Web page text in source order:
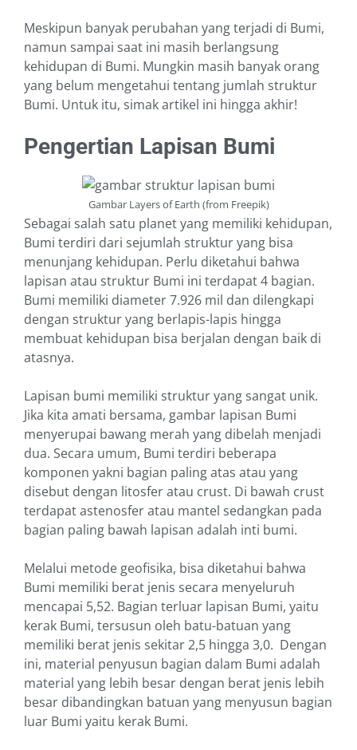
Meskipun banyak perubahan yang terjadi di Bumi,
namun sampai saat ini masih berlangsung
kehidupan di Bumi. Mungkin masih banyak orang
yang belum mengetahui tentang jumlah struktur
Bumi. Untuk itu, simak artikel ini hingga akhir!
Pengertian Lapisan Bumi
Gambar Layers of Earth (from Freepik)
Sebagai salah satu planet yang memiliki kehidupan,
Bumi terdiri dari sejumlah struktur yang bisa
menunjang kehidupan. Perlu diketahui bahwa
lapisan atau struktur Bumi ini terdapat 4 bagian.
Bumi memiliki diameter 7.926 mil dan dilengkapi
dengan struktur yang berlapis-lapis hingga
membuat kehidupan bisa berjalan dengan baik di
atasnya.
Lapisan bumi memiliki struktur yang sangat unik.
Jika kita amati bersama, gambar lapisan Bumi
menyerupai bawang merah yang dibelah menjadi
dua. Secara umum, Bumi terdiri beberapa
komponen yakni bagian paling atas atau yang
disebut dengan litosfer atau crust. Di bawah crust
terdapat astenosfer atau mantel sedangkan pada
bagian paling bawah lapisan adalah inti bumi.
Melalui metode geofisika, bisa diketahui bahwa
Bumi memiliki berat jenis secara menyeluruh
mencapai 5,52. Bagian terluar lapisan Bumi, yaitu
kerak Bumi, tersusun oleh batu-batuan yang
memiliki berat jenis sekitar 2,5 hingga 3,0. Dengan
ini, material penyusun bagian dalam Bumi adalah
material yang lebih besar dengan berat jenis lebih
besar dibandingkan batuan yang menyusun bagian
luar Bumi yaitu kerak Bumi.